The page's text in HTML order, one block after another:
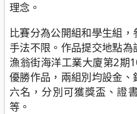
理念。
比賽分為公開組和學生組
手法不限。作品提交地點
漁翁街海洋工業大廈第2期
優勝作品，兩組別均設金
六名，分別可獲獎盃、證
等。